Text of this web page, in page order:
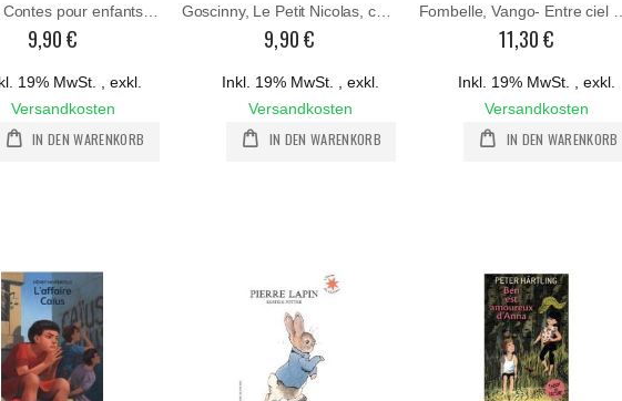
9,90 €
19% MwSt.
exkl.
Versandkosten
IN DEN WARENKORB
Goscinny, Le Petit Nicolas, c´est Noel
9,90 €
Inkl. 19% MwSt.
exkl.
Versandkosten
IN DEN WARENKORB
11,30 €
Inkl. 19% MwSt. ,exkl.
Versandkosten
IN DEN WARENKORB